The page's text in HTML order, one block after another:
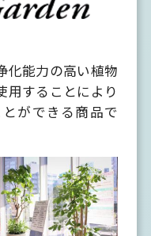
化能力の高い植物
用することにより
ができる商品で